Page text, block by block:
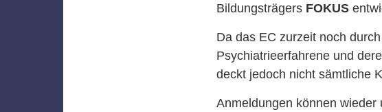
Bildungsträgers FOKUS
Da das EC zurzeit noch
Psychiatrieerfahrene und
deckt jedoch nicht sämtliche
Anmeldungen können wieder